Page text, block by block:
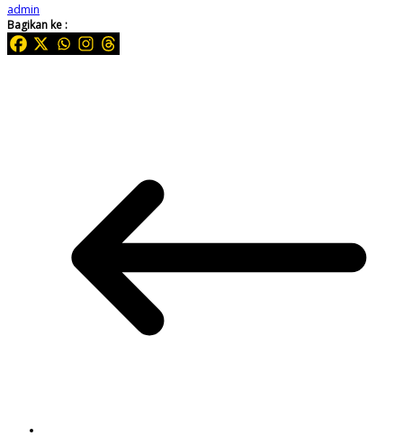
admin
Bagikan ke :